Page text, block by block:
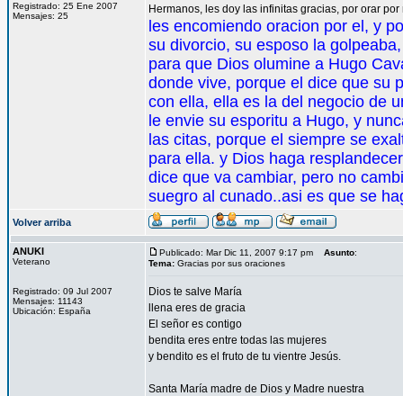
Registrado: 25 Ene 2007
Mensajes: 25
Hermanos, les doy las infinitas gracias, por orar
les encomiendo oracion por el, y
su divorcio, su esposo la
para que Dios olumine a Hugo
donde vive, porque el dice que su
con ella, ella es la del negocio de
le envie su esporitu a Hugo, y
las citas, porque el siempre se
para ella. y Dios haga
dice que va cambiar, pero no
suegro al cunado..asi es que se
Volver arriba
ANUKI
Veterano
Registrado: 09 Jul 2007
Mensajes: 11143
Ubicación: España
Publicado: Mar Dic 11, 2007 9:17 pm Asunto:
Tema: Gracias por sus oraciones
Dios te salve María
llena eres de gracia
El señor es contigo
bendita eres entre todas las mujeres
y bendito es el fruto de tu vientre Jesús.
Santa María madre de Dios y Madre nuestra